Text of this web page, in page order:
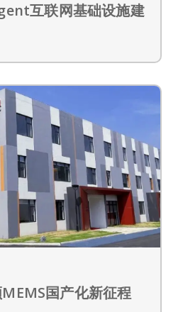
互联网基础设施建
国产化新征程